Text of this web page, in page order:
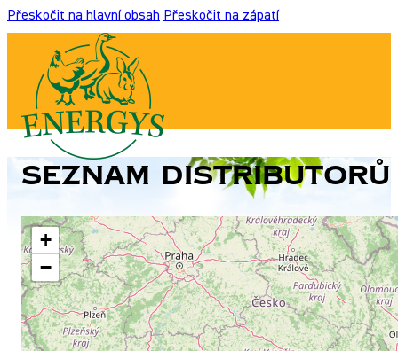
Přeskočit na hlavní obsah Přeskočit na zápatí
Seznam
+
−